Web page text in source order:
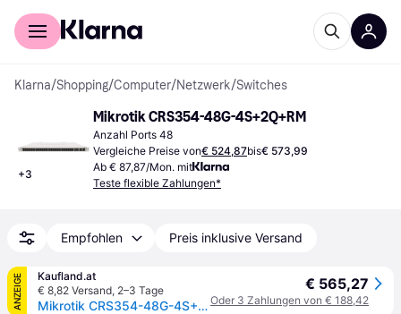
Für Shopper
Klarna/Shopping/Computer/Netzwerk/Switches
+3
Mikrotik CRS354-48G-4S+2Q+RM
Anzahl Ports 48
Vergleiche Preise von€ 524,87bis€ 573,99
Ab € 87,87/Mon. mit
Teste flexible Zahlungen*
Empfohlen Preis inklusive Versand
ANZEIGE
Kaufland.at
€ 8,82 Versand, 2–3 Tage
Mikrotik CRS354-48G-4S+2Q+RM, Managed, L2, Gigabit Ethernet (10/100/1000), Vollduplex, Rack-Einbau
€ 565,27
Oder 3 Zahlungen von € 188,42